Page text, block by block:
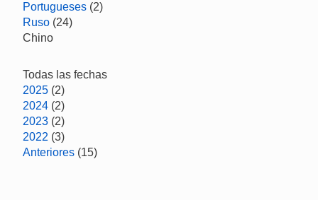
Portugueses (2)
Ruso (24)
Chino
Todas las fechas
2025 (2)
2024 (2)
2023 (2)
2022 (3)
Anteriores (15)